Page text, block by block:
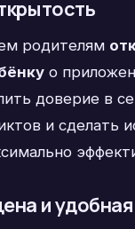
родителям
о
доверие в
и сделать
и